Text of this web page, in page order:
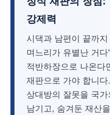
강제력
시댁과 남편이 끝까
며느리가 유별난 거
적반하장으로 나온다
재판으로 가야 합니
상대방의 잘못을 국
남기고, 숨겨둔 재산